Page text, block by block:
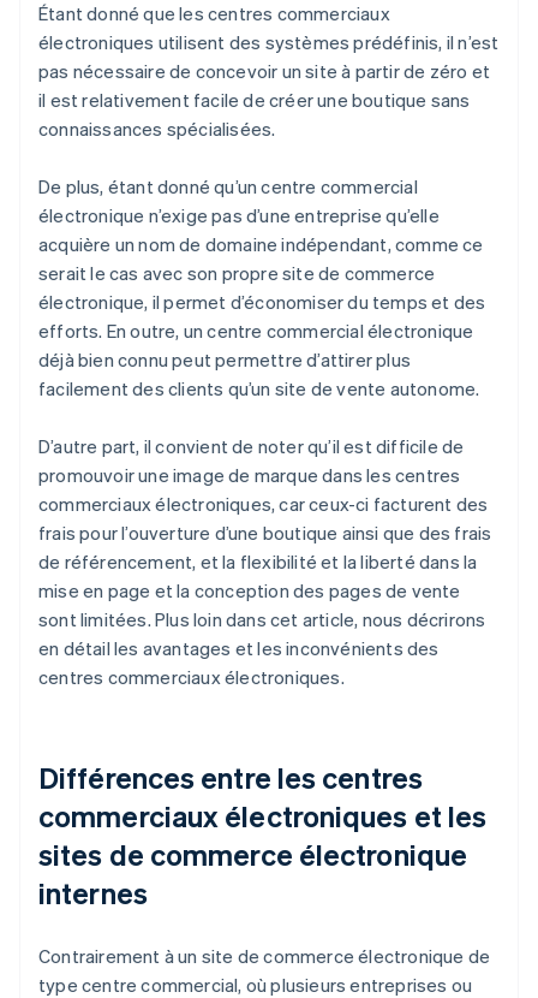
Étant donné que les centres commerciaux
électroniques utilisent des systèmes prédéfinis, il n’est
pas nécessaire de concevoir un site à partir de zéro et
il est relativement facile de créer une boutique sans
connaissances spécialisées.
De plus, étant donné qu’un centre commercial
électronique n’exige pas d’une entreprise qu’elle
acquière un nom de domaine indépendant, comme ce
serait le cas avec son propre site de commerce
électronique, il permet d’économiser du temps et des
efforts. En outre, un centre commercial électronique
déjà bien connu peut permettre d’attirer plus
facilement des clients qu’un site de vente autonome.
D’autre part, il convient de noter qu’il est difficile de
promouvoir une image de marque dans les centres
commerciaux électroniques, car ceux-ci facturent des
frais pour l’ouverture d’une boutique ainsi que des frais
de référencement, et la flexibilité et la liberté dans la
mise en page et la conception des pages de vente
sont limitées. Plus loin dans cet article, nous décrirons
en détail les avantages et les inconvénients des
centres commerciaux électroniques.
Différences entre les centres
commerciaux électroniques et les
sites de commerce électronique
internes
Contrairement à un site de commerce électronique de
type centre commercial, où plusieurs entreprises ou